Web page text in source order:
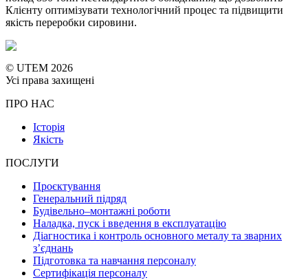
Клієнту оптимізувати технологічний процес та підвищити
якість переробки сировини.
© UTEM 2026
Усі права захищені
ПРО НАС
Історія
Якість
ПОСЛУГИ
Проєктування
Генеральний підряд
Будівельно–монтажні роботи
Наладка, пуск і введення в експлуатацію
Діагностика і контроль основного металу та зварних
з’єднань
Підготовка та навчання персоналу
Сертифікація персоналу